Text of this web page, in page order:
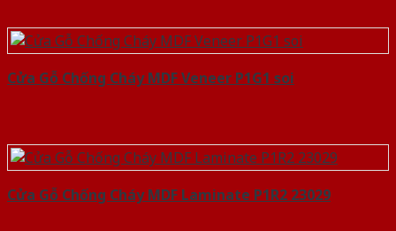
Cửa Gỗ Chống Cháy MDF Veneer P1G1 soi
Cửa Gỗ Chống Cháy MDF Laminate P1R2 23029